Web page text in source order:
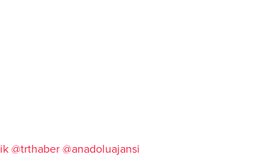
@trthaber @anadoluajansi